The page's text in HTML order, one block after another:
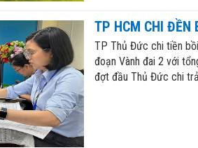
TP HCM CHI ĐỀN
TP Thủ Đức chi tiền
đoạn Vành đai 2 với
đợt đầu Thủ Đức chi